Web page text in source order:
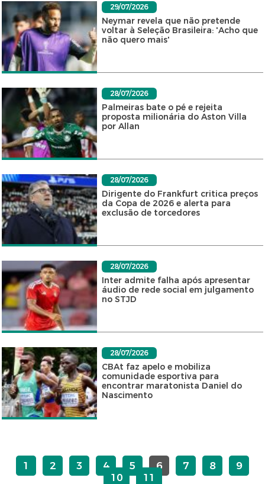
29/07/2026
Neymar revela que não pretende
voltar à Seleção Brasileira: 'Acho que
não quero mais'
28/07/2026
Palmeiras bate o pé e rejeita
proposta milionária do Aston Villa
por Allan
28/07/2026
Dirigente do Frankfurt critica preços
da Copa de 2026 e alerta para
exclusão de torcedores
28/07/2026
Inter admite falha após apresentar
áudio de rede social em julgamento
no STJD
28/07/2026
CBAt faz apelo e mobiliza
comunidade esportiva para
encontrar maratonista Daniel do
Nascimento
1 2 3 4 5 6 7 8
9
10
11